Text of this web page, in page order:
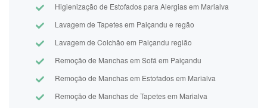
Higienização de Estofados para Alergias em Marialva
Lavagem de Tapetes em Paiçandu e regão
Lavagem de Colchão em Paiçandu região
Remoção de Manchas em Sofá em Paiçandu
Remoção de Manchas em Estofados em Marialva
Remoção de Manchas de Tapetes em Marialva